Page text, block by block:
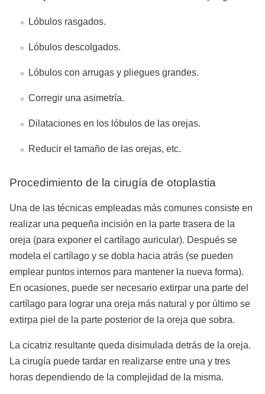
Lóbulos rasgados.
Lóbulos descolgados.
Lóbulos con arrugas y pliegues grandes.
Corregir una asimetría.
Dilataciones en los lóbulos de las orejas.
Reducir el tamaño de las orejas, etc.
Procedimiento de la cirugía de otoplastia
Una de las técnicas empleadas más comunes consiste en
realizar una pequeña incisión en la parte trasera de la
oreja (para exponer el cartílago auricular). Después se
modela el cartílago y se dobla hacia atrás (se pueden
emplear puntos internos para mantener la nueva forma).
En ocasiones, puede ser necesario extirpar una parte del
cartílago para lograr una oreja más natural y por último se
extirpa piel de la parte posterior de la oreja que sobra.
La cicatriz resultante queda disimulada detrás de la oreja.
La cirugía puede tardar en realizarse entre una y tres
horas dependiendo de la complejidad de la misma.